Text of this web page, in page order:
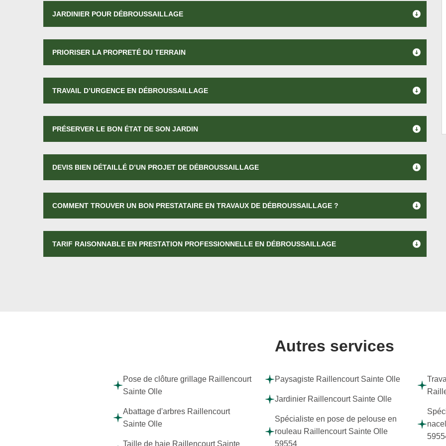
JARDINIER POUR DÉBROUSSAILLAGE
PRIORISER LA PROPRETÉ DU TERRAIN
TRAVAIL D’URGENCE EN DÉBROUSSAILLAGE
PRÉSERVER LE BON ÉTAT DE SON JARDIN
DEVIS BIEN DÉTAILLÉ D’UN PROJET DE DÉBROUSSAILLAGE
COMMENT TROUVER UN BON PRESTATAIRE EN TRAVAUX DE DÉBROUSSAILLAGE ?
TARIF RAISONNABLE EN PRESTATION PROFESSIONNELLE EN DÉBROUSSAILLAGE
Autres services
Pose de clôture grillage Raillencourt
Sainte Olle
Abattage d'arbres Raillencourt
Sainte Olle
Taille de haie Raillencourt Sainte
Paysagiste Raillencourt Sainte Olle
Jardinier Raillencourt Sainte Olle
Spécialiste en pose de pelouse en
rouleau Raillencourt Sainte Olle
59554